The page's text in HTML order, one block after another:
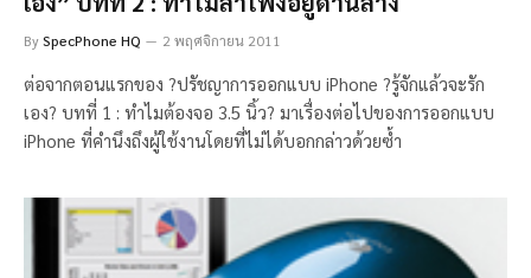
BySpecPhone HQ 2 พฤศจิกายน 2011
ต่อจากตอนแรกของ ?ปรัชญาการออกแบบ iPhone ?รู้จักแล้วจะรัก
เอง? บทที่ 1 : ทำไมต้องจอ 3.5 นิ้ว? มาเรื่องต่อไปของการออกแบบ
iPhone ที่คำนึงถึงผู้ใช้งานโดยที่ไม่ได้บอกกล่าวด้วยซ้ำ